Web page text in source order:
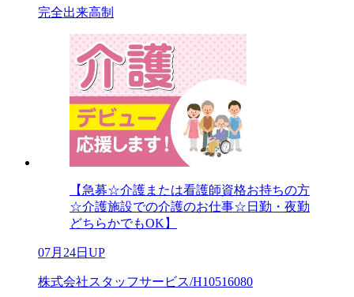
完全出来高制
【急募☆介護または看護師資格お持ちの方
☆介護施設での介護のお仕事☆日勤・夜勤
どちらかでもOK】
07月24日UP
株式会社スタッフサービス/H10516080